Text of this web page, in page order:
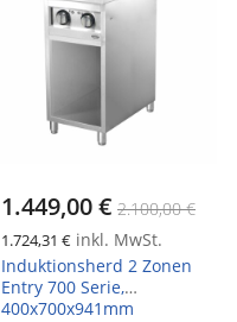
1.449,00 € 2.100,00 €
1.724,31 € inkl. MwSt.
Induktionsherd 2 Zonen
Entry 700 Serie,
400x700x941mm